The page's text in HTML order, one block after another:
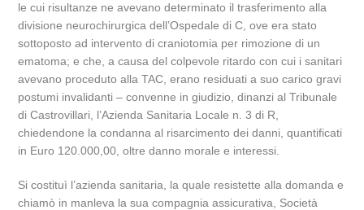
le cui risultanze ne avevano determinato il trasferimento alla
divisione neurochirurgica dell’Ospedale di C, ove era stato
sottoposto ad intervento di craniotomia per rimozione di un
ematoma; e che, a causa del colpevole ritardo con cui i sanitari
avevano proceduto alla TAC, erano residuati a suo carico gravi
postumi invalidanti – convenne in giudizio, dinanzi al Tribunale
di Castrovillari, l’Azienda Sanitaria Locale n. 3 di R,
chiedendone la condanna al risarcimento dei danni, quantificati
in Euro 120.000,00, oltre danno morale e interessi.
Si costituì l’azienda sanitaria, la quale resistette alla domanda e
chiamò in manleva la sua compagnia assicurativa, Società